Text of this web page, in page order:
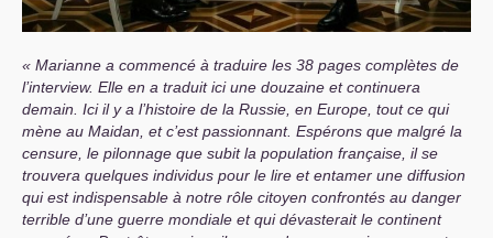
Marianne a commencé à traduire les 38 pages complètes de
l’interview. Elle en a traduit ici une douzaine et continuera
demain. Ici il y a l’histoire de la Russie, en Europe, tout ce qui
mène au Maidan, et c’est passionnant. Espérons que malgré la
censure, le pilonnage que subit la population française, il se
trouvera quelques individus pour le lire et entamer une diffusion
qui est indispensable à notre rôle citoyen confrontés au danger
terrible d’une guerre mondiale et qui dévasterait le continent